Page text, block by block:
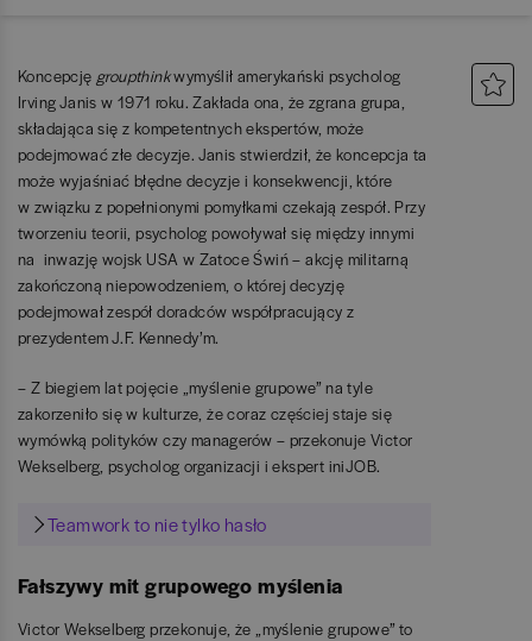
Koncepcję groupthinkwymyślił amerykański psycholog
Irving Janis w 1971 roku. Zakłada ona, że zgrana grupa,
składająca się z kompetentnych ekspertów, może
podejmować złe decyzje. Janis stwierdził, że koncepcja ta
może wyjaśniać błędne decyzje i konsekwencji, które
w związku z popełnionymi pomyłkami czekają zespół. Przy
tworzeniu teorii, psycholog powoływał się między innymi
na inwazję wojsk USA w Zatoce Świń – akcję militarną
zakończoną niepowodzeniem, o której decyzję
podejmował zespół doradców współpracujący z
prezydentem J.F. Kennedy’m.
– Z biegiem lat pojęcie „myślenie grupowe” na tyle
zakorzeniło się w kulturze, że coraz częściej staje się
wymówką polityków czy managerów – przekonuje Victor
Wekselberg, psycholog organizacji i ekspert iniJOB.
Teamwork to nie tylko hasło
Fałszywy mit grupowego myślenia
Victor Wekselberg przekonuje, że „myślenie grupowe” to